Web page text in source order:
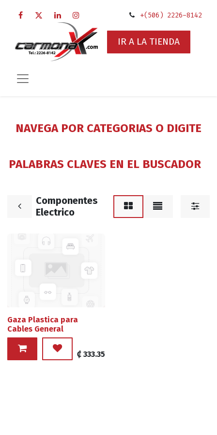
+(506) 2226-8142
IR A LA TIENDA
NAVEGA POR CATEGORIAS O DIGITE
PALABRAS CLAVES EN EL BUSCADOR
Componentes
Electrico
Gaza Plastica para
Cables General
₡ 333.35